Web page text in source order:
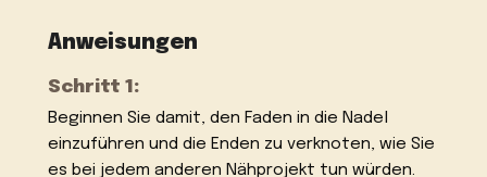
Anweisungen
Schritt 1:
Beginnen Sie damit, den Faden in die Nadel
einzuführen und die Enden zu verknoten, wie Sie
es bei jedem anderen Nähprojekt tun würden.